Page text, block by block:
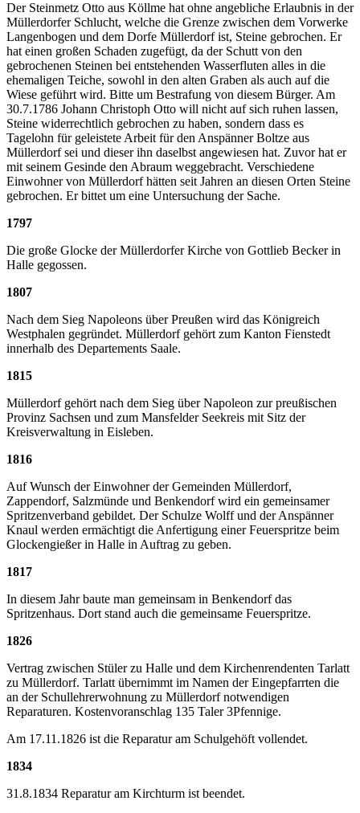
Der Steinmetz Otto aus Köllme hat ohne angebliche Erlaubnis in der
Müllerdorfer Schlucht, welche die Grenze zwischen dem Vorwerke
Langenbogen und dem Dorfe Müllerdorf ist, Steine gebrochen. Er
hat einen großen Schaden zugefügt, da der Schutt von den
gebrochenen Steinen bei entstehenden Wasserfluten alles in die
ehemaligen Teiche, sowohl in den alten Graben als auch auf die
Wiese geführt wird. Bitte um Bestrafung von diesem Bürger. Am
30.7.1786 Johann Christoph Otto will nicht auf sich ruhen lassen,
Steine widerrechtlich gebrochen zu haben, sondern dass es
Tagelohn für geleistete Arbeit für den Anspänner Boltze aus
Müllerdorf sei und dieser ihn daselbst angewiesen hat. Zuvor hat er
mit seinem Gesinde den Abraum weggebracht. Verschiedene
Einwohner von Müllerdorf hätten seit Jahren an diesen Orten Steine
gebrochen. Er bittet um eine Untersuchung der Sache.
1797
Die große Glocke der Müllerdorfer Kirche von Gottlieb Becker in
Halle gegossen.
1807
Nach dem Sieg Napoleons über Preußen wird das Königreich
Westphalen gegründet. Müllerdorf gehört zum Kanton Fienstedt
innerhalb des Departements Saale.
1815
Müllerdorf gehört nach dem Sieg über Napoleon zur preußischen
Provinz Sachsen und zum Mansfelder Seekreis mit Sitz der
Kreisverwaltung in Eisleben.
1816
Auf Wunsch der Einwohner der Gemeinden Müllerdorf,
Zappendorf, Salzmünde und Benkendorf wird ein gemeinsamer
Spritzenverband gebildet. Der Schulze Wolff und der Anspänner
Knaul werden ermächtigt die Anfertigung einer Feuerspritze beim
Glockengießer in Halle in Auftrag zu geben.
1817
In diesem Jahr baute man gemeinsam in Benkendorf das
Spritzenhaus. Dort stand auch die gemeinsame Feuerspritze.
1826
Vertrag zwischen Stüler zu Halle und dem Kirchenrendenten Tarlatt
zu Müllerdorf. Tarlatt übernimmt im Namen der Eingepfarrten die
an der Schullehrerwohnung zu Müllerdorf notwendigen
Reparaturen. Kostenvoranschlag 135 Taler 3Pfennige.
Am 17.11.1826 ist die Reparatur am Schulgehöft vollendet.
1834
31.8.1834 Reparatur am Kirchturm ist beendet.